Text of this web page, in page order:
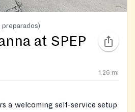
preparados)
at SPEP
1.26 mi
a welcoming self-service setup